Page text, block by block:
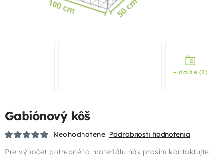
Podhrabové dosky
Uzlové pletivá
Pre výpočet potrebného materiálu nás prosím kontaktujte.
Gabiónový kôš
Neohodnotené Podrobnosti hodnotenia
+ ďalšie (2)